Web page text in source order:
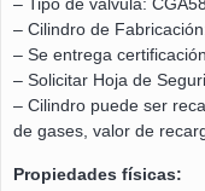
– Tipo de válvula:
– Cilindro de
– Se entrega
– Solicitar Hoja de
– Cilindro puede ser
de gases, valor de
Propiedades físicas: